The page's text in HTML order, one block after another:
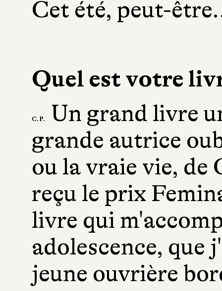
Cet été, peut-
Quel est votre
C. P.
Un grand livre
grande autrice
ou la vraie vie,
reçu le prix
livre qui
adolescence, que
jeune ouvrière